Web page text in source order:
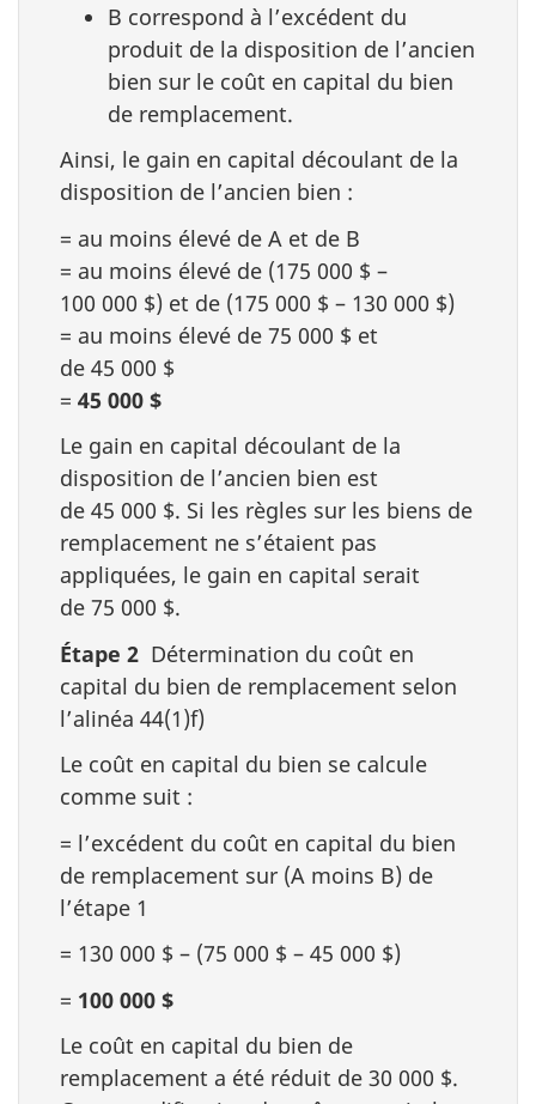
B correspond à l’excédent du
produit de la disposition de l’ancien
bien sur le coût en capital du bien
de remplacement.
Ainsi, le gain en capital découlant de la
disposition de l’ancien bien :
= au moins élevé de A et de B
= au moins élevé de (175 000 $ –
100 000 $) et de (175 000 $ – 130 000 $)
= au moins élevé de 75 000 $ et
de 45 000 $
= 45 000 $
Le gain en capital découlant de la
disposition de l’ancien bien est
de 45 000 $. Si les règles sur les biens de
remplacement ne s’étaient pas
appliquées, le gain en capital serait
de 75 000 $.
Étape 2 Détermination du coût en
capital du bien de remplacement selon
l’alinéa 44(1)f)
Le coût en capital du bien se calcule
comme suit :
= l’excédent du coût en capital du bien
de remplacement sur (A moins B) de
l’étape 1
= 130 000 $ – (75 000 $ – 45 000 $)
= 100 000 $
Le coût en capital du bien de
remplacement a été réduit de 30 000 $.